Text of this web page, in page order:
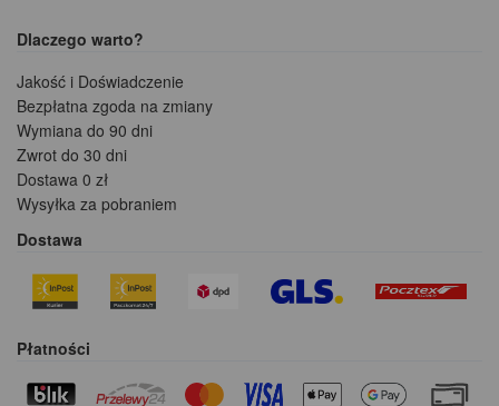
Dlaczego warto?
Jakość i Doświadczenie
Bezpłatna zgoda na zmiany
Wymiana do 90 dni
Zwrot do 30 dni
Dostawa 0 zł
Wysyłka za pobraniem
Dostawa
Płatności